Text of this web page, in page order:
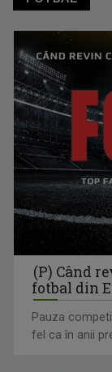
Inițiative
FOTBAL
(P) Când
fotbal din
Pauza